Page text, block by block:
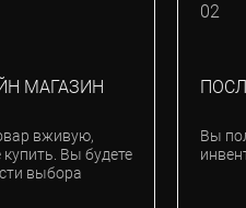
МАГАЗИН
вживую,
Вы будете
выбора
02
Вы